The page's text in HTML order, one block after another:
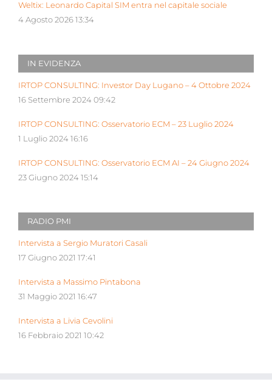
Weltix: Leonardo Capital SIM entra nel capitale sociale
4 Agosto 2026 13:34
IN EVIDENZA
IRTOP CONSULTING: Investor Day Lugano – 4 Ottobre 2024
16 Settembre 2024 09:42
IRTOP CONSULTING: Osservatorio ECM – 23 Luglio 2024
1 Luglio 2024 16:16
IRTOP CONSULTING: Osservatorio ECM AI – 24 Giugno 2024
23 Giugno 2024 15:14
RADIO PMI
Intervista a Sergio Muratori Casali
17 Giugno 2021 17:41
Intervista a Massimo Pintabona
31 Maggio 2021 16:47
Intervista a Livia Cevolini
16 Febbraio 2021 10:42